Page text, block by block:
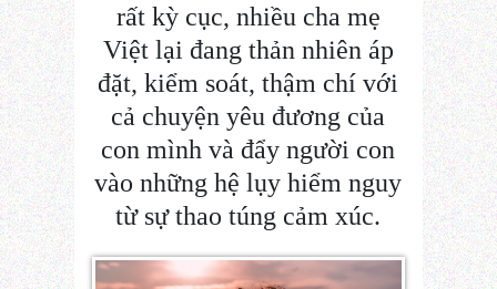
rất kỳ cục, nhiều cha mẹ
Việt lại đang thản nhiên áp
đặt, kiểm soát, thậm chí với
cả chuyện yêu đương của
con mình và đẩy người con
vào những hệ lụy hiểm nguy
từ sự thao túng cảm xúc.